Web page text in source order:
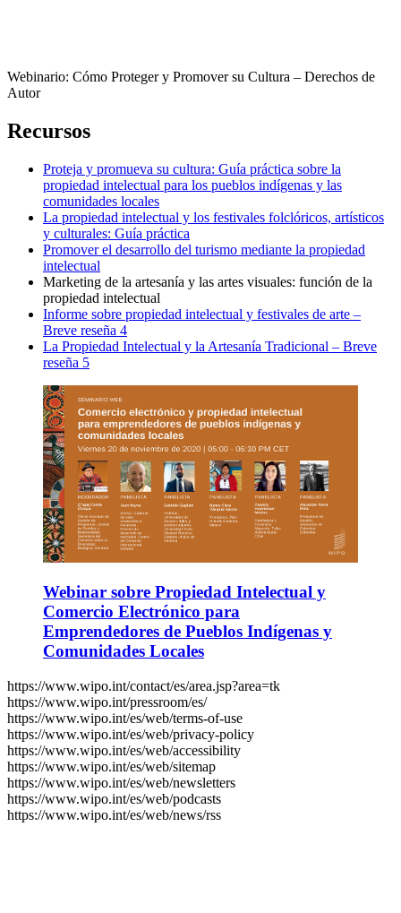
Webinario: Cómo Proteger y Promover su Cultura – Derechos de
Autor
Recursos
Proteja y promueva su cultura: Guía práctica sobre la
propiedad intelectual para los pueblos indígenas y las
comunidades locales
La propiedad intelectual y los festivales folclóricos, artísticos
y culturales: Guía práctica
Promover el desarrollo del turismo mediante la propiedad
intelectual
Marketing de la artesanía y las artes visuales: función de la
propiedad intelectual
Informe sobre propiedad intelectual y festivales de arte –
Breve reseña 4
La Propiedad Intelectual y la Artesanía Tradicional – Breve
reseña 5
Webinar sobre Propiedad Intelectual y
Comercio Electrónico para
Emprendedores de Pueblos Indígenas y
Comunidades Locales
https://www.wipo.int/contact/es/area.jsp?area=tk
https://www.wipo.int/pressroom/es/
https://www.wipo.int/es/web/terms-of-use
https://www.wipo.int/es/web/privacy-policy
https://www.wipo.int/es/web/accessibility
https://www.wipo.int/es/web/sitemap
https://www.wipo.int/es/web/newsletters
https://www.wipo.int/es/web/podcasts
https://www.wipo.int/es/web/news/rss